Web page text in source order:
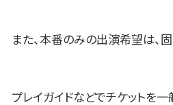
また、本番のみの出演希望は、固
プレイガイドなどでチケットを